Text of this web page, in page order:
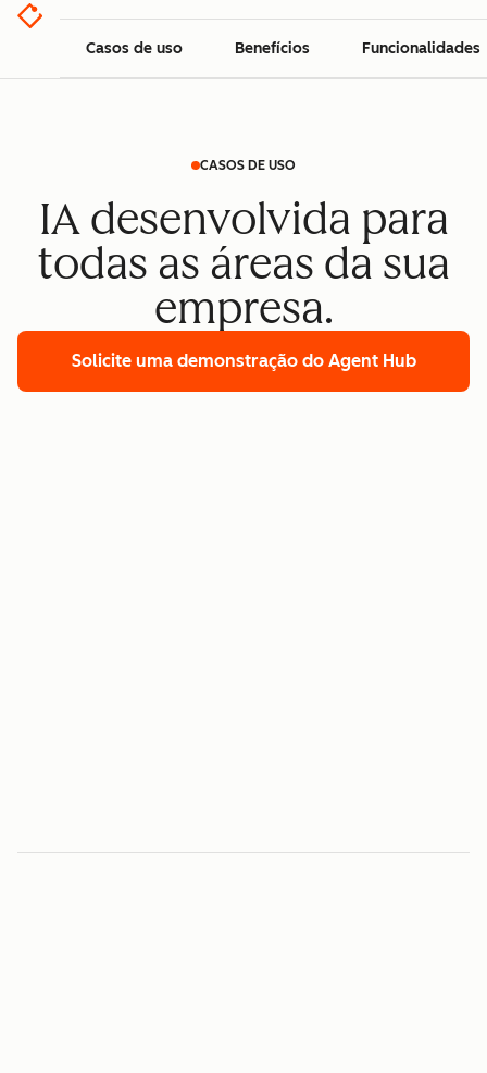
Casos de uso Benefícios Funcionalidades
CASOS DE USO
IA desenvolvida para
todas as áreas da sua
empresa.
Solicite uma demonstração do Agent Hub